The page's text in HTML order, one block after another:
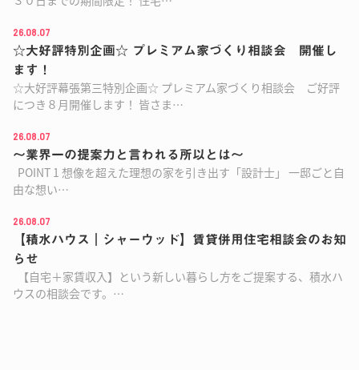
26.08.07
☆大好評特別企画☆ プレミアム家づくり相談会 開催し
ます！
☆大好評幕張第三特別企画☆ プレミアム家づくり相談会 ご好評
につき８月開催します！ 皆さま…
26.08.07
～業界一の提案力と言われる所以とは～
POINT 1 想像を超えた理想の家を引き出す「設計士」 一邸ごと自
由な想い…
26.08.07
【積水ハウス｜シャーウッド】賃貸併用住宅相談会のお知
らせ
【自宅＋家賃収入】という新しい暮らし方をご提案する、積水ハ
ウスの相談会です。…